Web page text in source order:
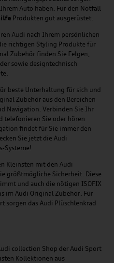
Auto haben. Für den Notfall
Produkten gut ausgerüstet.
Audi nach Ihrem persönlichen
richtigen Styling Produkte für
Zubehör finden Sie Felgen,
sowie designtechnisch
beste Unterhaltung für sich und
Zubehör aus den Bereichen
Navigation. Verbinden Sie Ihr
telefonieren Sie oder hören
findet für Sie immer den
Sie jetzt die Audi
Systeme!
Kleinsten mit den Audi
größtmögliche Sicherheit. Diese
und auch die nötigen ISOFIX
im Audi Original Zubehör. Für
sorgen das Audi Plüschlenkrad
collection Shop der Audi Sport
Kollektionen aus